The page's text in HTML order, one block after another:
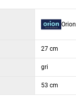
Orion
27 cm
gri
53 cm